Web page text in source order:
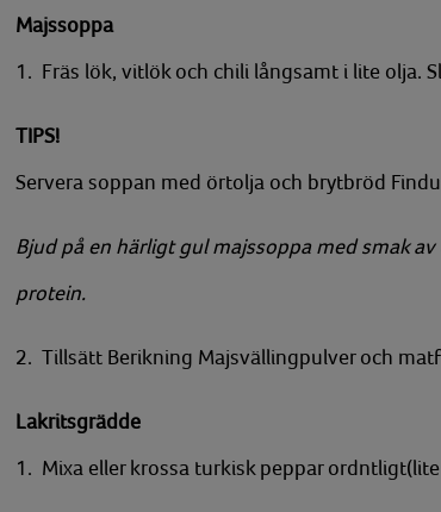
Majssoppa
1. Fräs lök, vitlök och chili långsamt i lite olja.
TIPS!
Servera soppan med örtolja och brytbröd
Bjud på en härligt gul majssoppa med smak
protein.
2. Tillsätt Berikning Majsvällingpulver och
Lakritsgrädde
1. Mixa eller krossa turkisk peppar